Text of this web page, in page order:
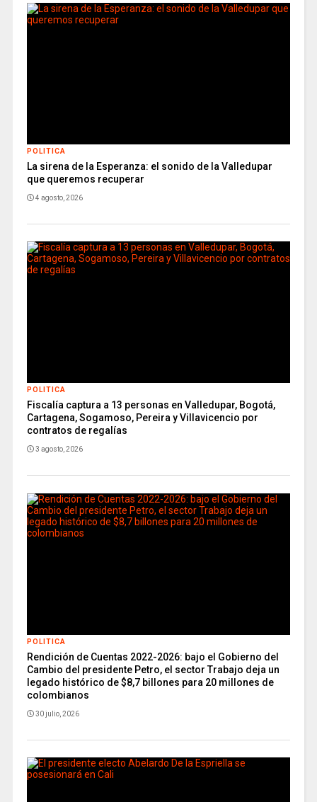
POLITICA
La sirena de la Esperanza: el sonido de la Valledupar
que queremos recuperar
4 agosto, 2026
POLITICA
Fiscalía captura a 13 personas en Valledupar, Bogotá,
Cartagena, Sogamoso, Pereira y Villavicencio por
contratos de regalías
3 agosto, 2026
POLITICA
Rendición de Cuentas 2022-2026: bajo el Gobierno del
Cambio del presidente Petro, el sector Trabajo deja un
legado histórico de $8,7 billones para 20 millones de
colombianos
30 julio, 2026